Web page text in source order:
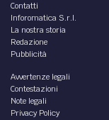
Contatti
Inforomatica S.r.l.
La nostra storia
Redazione
Pubblicità
Avvertenze legali
Contestazioni
Note legali
Privacy Policy